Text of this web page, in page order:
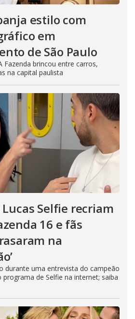
estilo com
em
de São Paulo
Fazenda brincou entre carros,
na capital paulista
Lucas Selfie recriam
16 e fãs
na
durante uma entrevista do campeão
de Selfie na internet; saiba